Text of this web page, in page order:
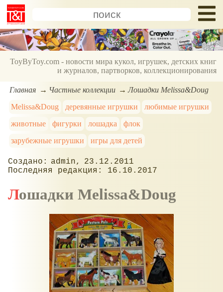
ToyByToy.com - новости мира кукол, игрушек, детских книг
и журналов, партворков, коллекционирования
Главная Частные коллекции
Лошадки Melissa&Doug
Melissa&Doug
деревянные игрушки
любимые игрушки
животные
фигурки лошадка
флок
зарубежные игрушки
игры для детей
admin
23.12.2011
16.10.2017
Лошадки Melissa&Doug